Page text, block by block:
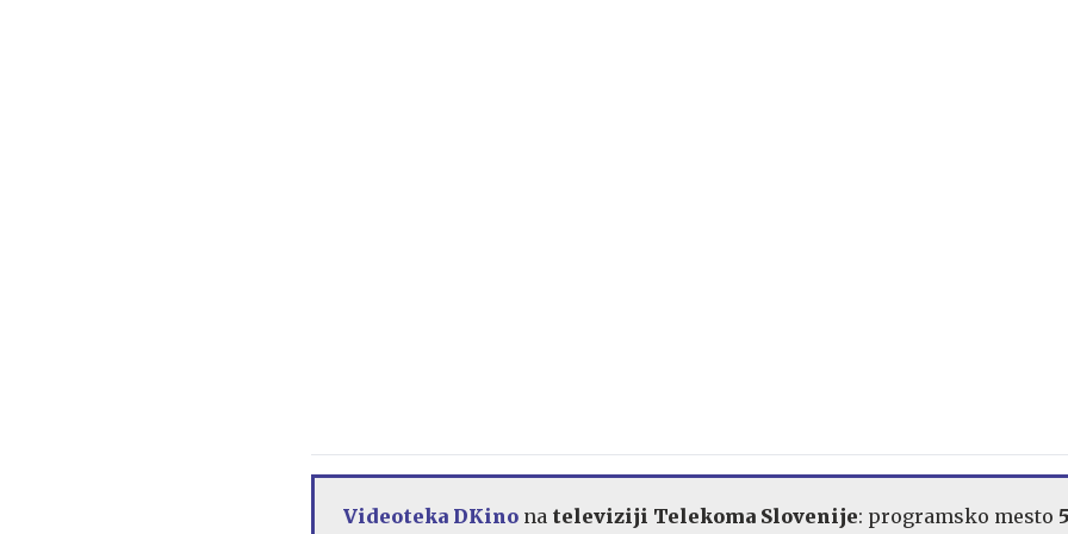
Videoteka DKino na televiziji Telekoma Slovenije: programsko mesto